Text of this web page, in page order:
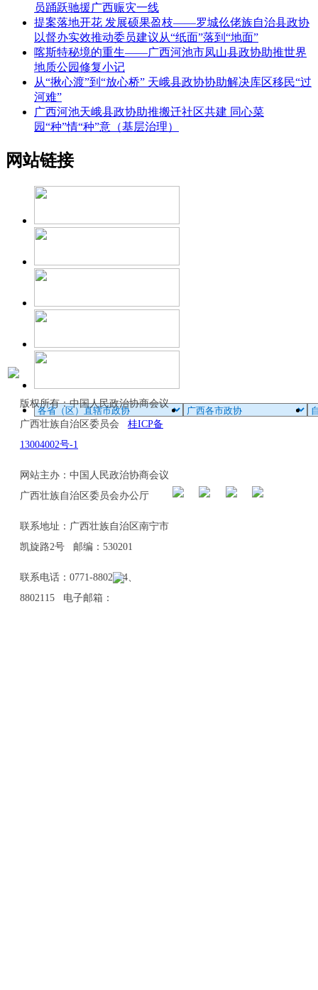
员踊跃驰援广西赈灾一线
提案落地开花 发展硕果盈枝——罗城仫佬族自治县政协
以督办实效推动委员建议从“纸面”落到“地面”
喀斯特秘境的重生——广西河池市凤山县政协助推世界
地质公园修复小记
从“揪心渡”到“放心桥” 天峨县政协协助解决库区移民“过
河难”
广西河池天峨县政协助推搬迁社区共建 同心菜
园“种”情“种”意（基层治理）
网站链接
版权所有：中国人民政治协商会议
广西壮族自治区委员会 桂ICP备
13004002号-1
网站主办：中国人民政治协商会议
广西壮族自治区委员会办公厅
联系地址：广西壮族自治区南宁市
凯旋路2号 邮编：530201
联系电话：0771-8802114、
8802115 电子邮箱：